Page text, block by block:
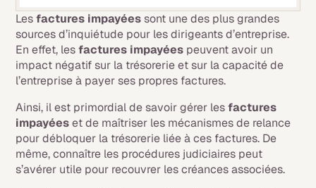
Lesfactures impayéessont une des plus grandes
sources d’inquiétude pour les dirigeants d’entreprise.
En effet, lesfactures impayées peuvent avoir un
impact négatif sur la trésorerie et sur la capacité de
l’entreprise à payer ses propres factures.
Ainsi, il est primordial de savoir gérer lesfactures
impayéeset de maîtriser les mécanismes de relance
pour débloquer la trésorerie liée à ces factures. De
même, connaître les procédures judiciaires peut
s’avérer utile pour recouvrer les créances associées.